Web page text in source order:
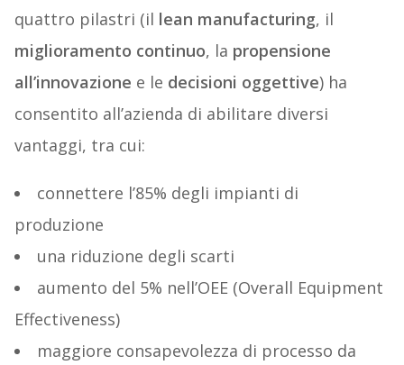
quattro pilastri (il lean manufacturing, il
miglioramento continuo, la propensione
all’innovazione e le decisioni oggettive) ha
consentito all’azienda di abilitare diversi
vantaggi, tra cui:
connettere l’85% degli impianti di
produzione
una riduzione degli scarti
aumento del 5% nell’OEE (Overall Equipment
Effectiveness)
maggiore consapevolezza di processo da